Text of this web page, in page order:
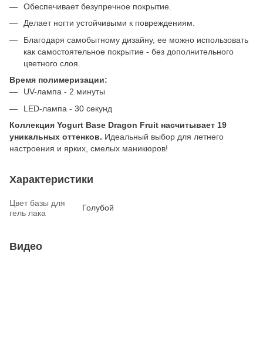
Обеспечивает безупречное покрытие.
Делает ногти устойчивыми к повреждениям.
Благодаря самобытному дизайну, ее можно использовать
как самостоятельное покрытие - без дополнительного
цветного слоя.
Время полимеризации:
UV-лампа - 2 минуты
LED-лампа - 30 секунд
Коллекция Yogurt Base Dragon Fruit насчитывает 19
уникальных оттенков. Идеальный выбор для летнего
настроения и ярких, смелых маникюров!
Характеристики
Цвет базы для
гель лака
Голубой
Видео